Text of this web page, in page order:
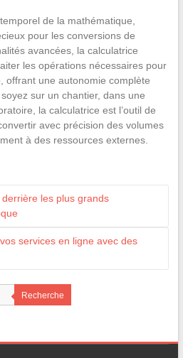
de la mathématique,
pour les conversions de
avancées, la calculatrice
les opérations nécessaires pour
offrant une autonomie complète
sur un chantier, dans une
la calculatrice est l’outil de
avec précision des volumes
à des ressources externes.
les plus grands
services en ligne avec des
Recherche